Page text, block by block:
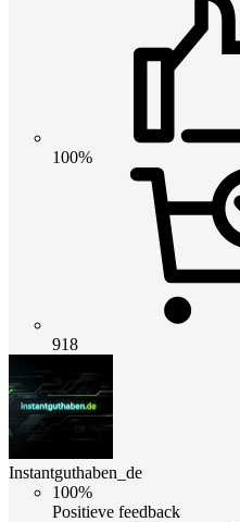
100%
918
Instantguthaben_de
100%
Positieve feedback